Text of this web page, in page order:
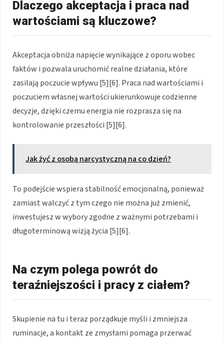
Dlaczego akceptacja i praca nad
wartościami są kluczowe?
Akceptacja obniża napięcie wynikające z oporu wobec
faktów i pozwala uruchomić realne działania, które
zasilają poczucie wpływu [5][6]. Praca nad wartościami i
poczuciem własnej wartości ukierunkowuje codzienne
decyzje, dzięki czemu energia nie rozprasza się na
kontrolowanie przeszłości [5][6].
Jak żyć z osobą narcystyczną na co dzień?
To podejście wspiera stabilność emocjonalną, ponieważ
zamiast walczyć z tym czego nie można już zmienić,
inwestujesz w wybory zgodne z ważnymi potrzebami i
długoterminową wizją życia [5][6].
Na czym polega powrót do
teraźniejszości i pracy z ciałem?
Skupienie na tu i teraz porządkuje myśli i zmniejsza
ruminacje, a kontakt ze zmysłami pomaga przerwać